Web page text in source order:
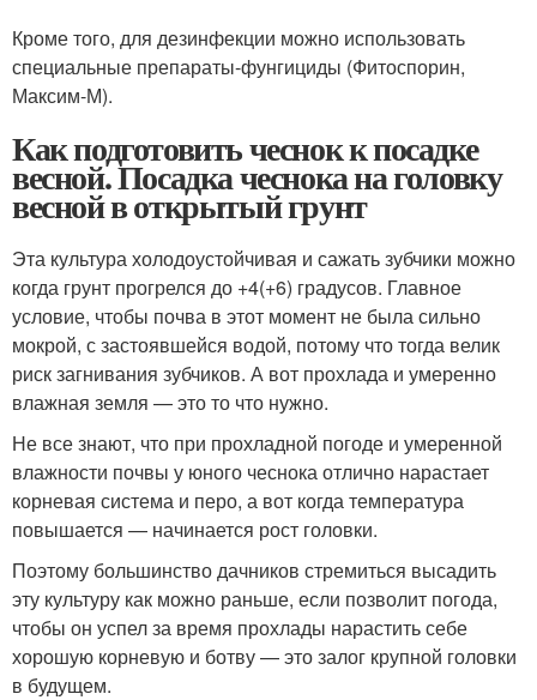
Кроме того, для дезинфекции можно использовать
специальные препараты-фунгициды (Фитоспорин,
Максим-М).
Как подготовить чеснок к посадке
весной. Посадка чеснока на головку
весной в открытый грунт
Эта культура холодоустойчивая и сажать зубчики можно
когда грунт прогрелся до +4(+6) градусов. Главное
условие, чтобы почва в этот момент не была сильно
мокрой, с застоявшейся водой, потому что тогда велик
риск загнивания зубчиков. А вот прохлада и умеренно
влажная земля — это то что нужно.
Не все знают, что при прохладной погоде и умеренной
влажности почвы у юного чеснока отлично нарастает
корневая система и перо, а вот когда температура
повышается — начинается рост головки.
Поэтому большинство дачников стремиться высадить
эту культуру как можно раньше, если позволит погода,
чтобы он успел за время прохлады нарастить себе
хорошую корневую и ботву — это залог крупной головки
в будущем.